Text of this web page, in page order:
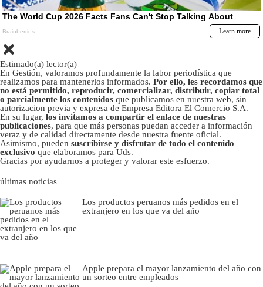
Estimado(a) lector(a)
En Gestión, valoramos profundamente la labor periodística que
realizamos para mantenerlos informados. Por ello, les recordamos que
no está permitido, reproducir, comercializar, distribuir, copiar total
o parcialmente los contenidos que publicamos en nuestra web, sin
autorizacion previa y expresa de Empresa Editora El Comercio S.A.
En su lugar, los invitamos a compartir el enlace de nuestras
publicaciones, para que más personas puedan acceder a información
veraz y de calidad directamente desde nuestra fuente oficial.
Asimismo, pueden suscribirse y disfrutar de todo el contenido
exclusivo que elaboramos para Uds.
Gracias por ayudarnos a proteger y valorar este esfuerzo.
últimas noticias
Los productos peruanos más pedidos en el
extranjero en los que va del año
Apple prepara el mayor lanzamiento del año con
un sorteo entre empleados